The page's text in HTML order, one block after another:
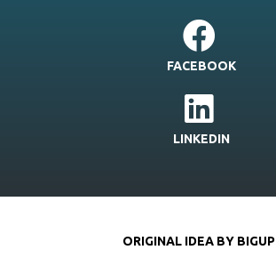
FACEBOOK
LINKEDIN
ORIGINAL IDEA BY BIGUP